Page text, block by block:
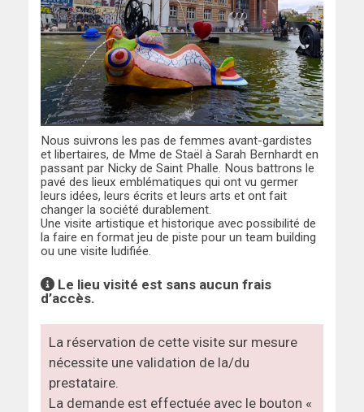
Nous suivrons les pas de femmes avant-gardistes
et libertaires, de Mme de Staël à Sarah Bernhardt en
passant par Nicky de Saint Phalle. Nous battrons le
pavé des lieux emblématiques qui ont vu germer
leurs idées, leurs écrits et leurs arts et ont fait
changer la société durablement.
Une visite artistique et historique avec possibilité de
la faire en format jeu de piste pour un team building
ou une visite ludifiée.
Le lieu visité est sans aucun frais
d’accès.
La réservation de cette visite sur mesure
nécessite une validation de la/du
prestataire.
La demande est effectuée avec le bouton «